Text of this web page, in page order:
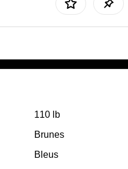
110 lb
Brunes
Bleus